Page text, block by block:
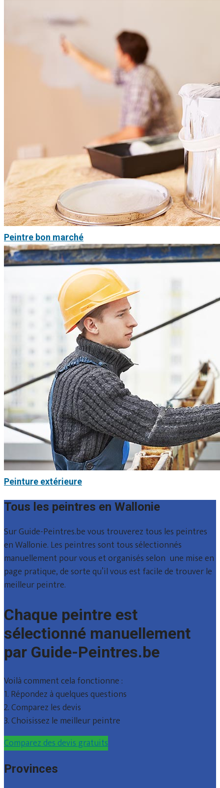
Peintre bon marché
Peinture extérieure
Tous les peintres en Wallonie
Sur Guide-Peintres.be vous trouverez tous les peintres
en Wallonie. Les peintres sont tous sélectionnés
manuellement pour vous et organisés selon une mise en
page pratique, de sorte qu’il vous est facile de trouver le
meilleur peintre.
Chaque peintre est
sélectionné manuellement
par Guide-Peintres.be
Voilà comment cela fonctionne :
1. Répondez à quelques questions
2. Comparez les devis
3. Choisissez le meilleur peintre
Comparez des devis gratuits
Provinces